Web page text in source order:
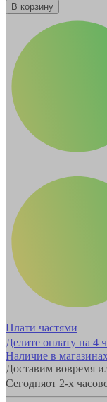
В корзину
Плати частями
Делите оплату на 4
Наличие в магазинах
Доставим вовремя
Сегодняот 2-х часов